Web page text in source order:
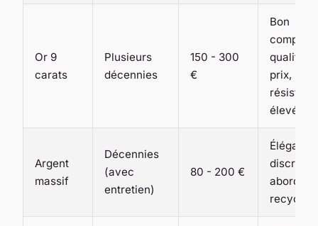
Or 9
carats
Plusieurs
décennies
150 - 300
€
Bon
qualité-
prix,
élevée
Argent
massif
Décennies
(avec
entretien)
80 - 200 €
Élégance
discrète,